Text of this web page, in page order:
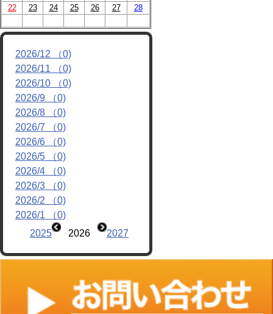
スケジュール
OB紹介/OB会
リンク
22
23 24 25 26 27 28
2026/12 （0)
2026/11 （0)
2026/10 （0)
2026/9 （0)
2026/8 （0)
2026/7 （0)
2026/6 （0)
2026/5 （0)
2026/4 （0)
2026/3 （0)
2026/2 （0)
2026/1 （0)
2025
2026 2027